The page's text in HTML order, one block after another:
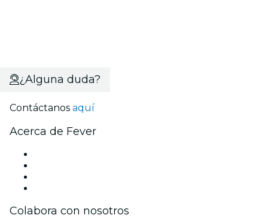
¿Alguna duda?
Contáctanos aquí
Acerca de Fever
Colabora con nosotros